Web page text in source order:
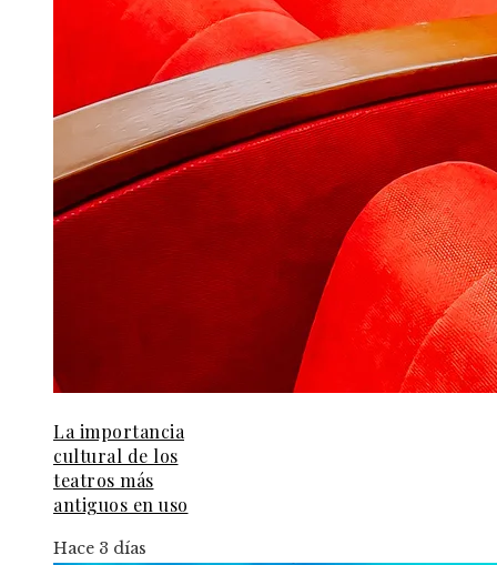
La importancia
cultural de los
teatros más
antiguos en uso
Hace 3 días